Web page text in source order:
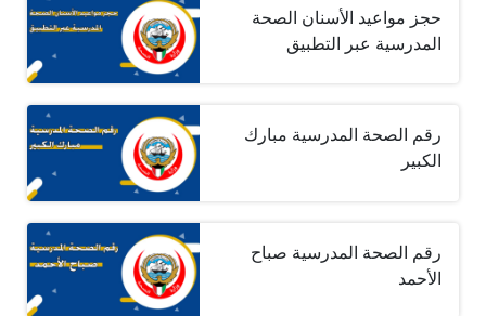
حجز مواعيد الأسنان الصحة
المدرسية عبر التطبيق
رقم الصحة المدرسية مبارك
الكبير
رقم الصحة المدرسية صباح
الأحمد